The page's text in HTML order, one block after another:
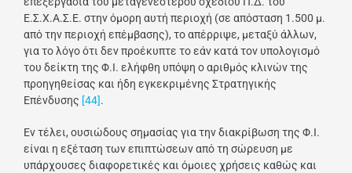
Ε.Σ.Χ.Α.Σ.Ε. στην όμορη αυτή περιοχή (σε απόσταση 1.500 μ.
από την περιοχή επέμβασης), το απέρριψε, μεταξύ άλλων,
για το λόγο ότι δεν προέκυπτε το εάν κατά τον υπολογισμό
του δείκτη της Φ.Ι. ελήφθη υπόψη ο αριθμός κλινών της
προηγηθείσας και ήδη εγκεκριμένης Στρατηγικής
Επένδυσης [44].
Εν τέλει, ουσιώδους σημασίας για την διακρίβωση της Φ.Ι.
είναι η εξέταση των επιπτώσεων από τη σώρευση με
υπάρχουσες διαφορετικές και όμοιες χρήσεις καθώς και